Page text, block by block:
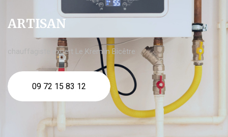
ARTISAN
chauffagiste expert Le Kremlin Bicêtre
09 72 15 83 12